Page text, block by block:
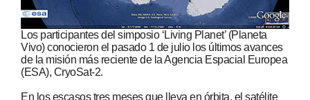
Los participantes del simposio ‘Living Planet’ (Planeta
Vivo) conocieron el pasado 1 de julio los últimos avances
de la misión más reciente de la Agencia Espacial Europea
(ESA), CryoSat-2.
En los escasos tres meses que lleva en órbita, el satélite